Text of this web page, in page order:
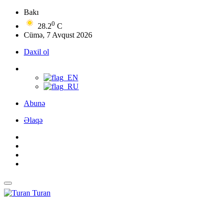
Bakı
28.20 C
Cümə, 7 Avqust 2026
Daxil ol
Abunə
Əlaqə
Turan